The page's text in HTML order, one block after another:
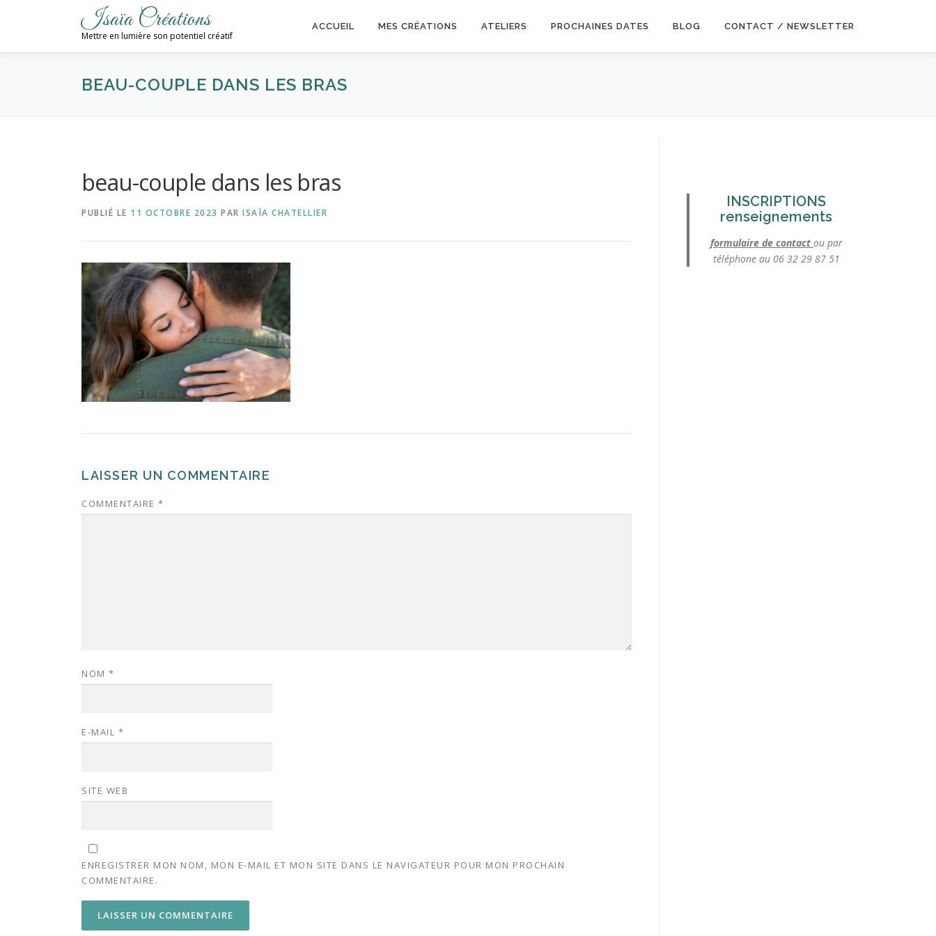
Isaïa Créations
Mettre en lumière son potentiel créatif
ACCUEIL MES CRÉATIONS ATELIERS PROCHAINES DATES BLOG CONTACT / NEWSLETTER
BEAU-COUPLE DANS LES BRAS
beau-couple dans les bras
PUBLIÉ LE 11 OCTOBRE 2023 PAR ISAÏA CHATELLIER
LAISSER UN COMMENTAIRE
COMMENTAIRE *
NOM *
E-MAIL *
SITE WEB
ENREGISTRER MON NOM, MON E-MAIL ET MON SITE DANS LE NAVIGATEUR POUR MON PROCHAIN
COMMENTAIRE.
INSCRIPTIONS
renseignements
formulaire de contact ou par
téléphone au 06 32 29 87 51